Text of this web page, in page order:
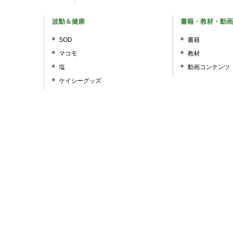
波動＆健康
SOD
マコモ
塩
ケイシーグッズ
書籍・教材・動
書籍
教材
動画コンテンツ